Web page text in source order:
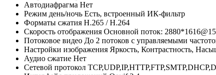
Автодиафрагма Нет
Режим день/ночь Есть, встроенный ИК-фильтр
Форматы сжатия H.265 / H.264
Скорость отображения Основной поток:
Потоковое видео До 2 потоков с управляемыми
Настройки изображения Яркость, Контрастность,
Аудио сжатие Нет
Сетевой протокол